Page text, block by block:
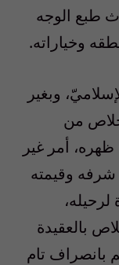
طبع الوجه
وخياراته.
وبغير
من
ظهره، أمر غير
شرفه وقيمته
بالعقيدة
تام